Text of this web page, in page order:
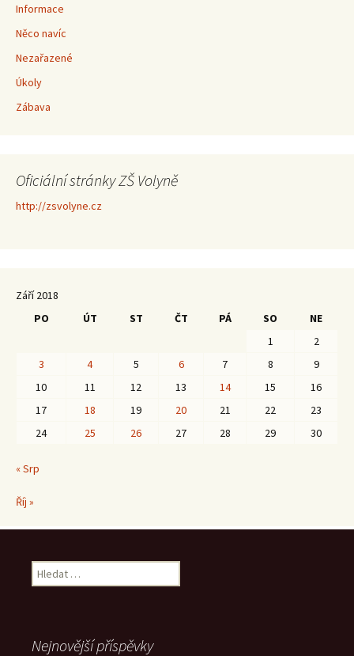
Informace
Něco navíc
Nezařazené
Úkoly
Zábava
Oficiální stránky ZŠ Volyně
http://zsvolyne.cz
Září 2018
PO
ÚT ST ČT PÁ SO
NE
1
2
3
4 5 6 7 8
9
10
11 12 13 14 15
16
17
18 19 20 21 22
23
24
25 26 27 28 29 30
« Srp
Říj »
Vyhledávání
Nejnovější příspěvky